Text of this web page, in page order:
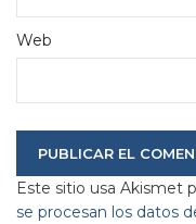
Web
Este sitio usa Akismet
se procesan los datos